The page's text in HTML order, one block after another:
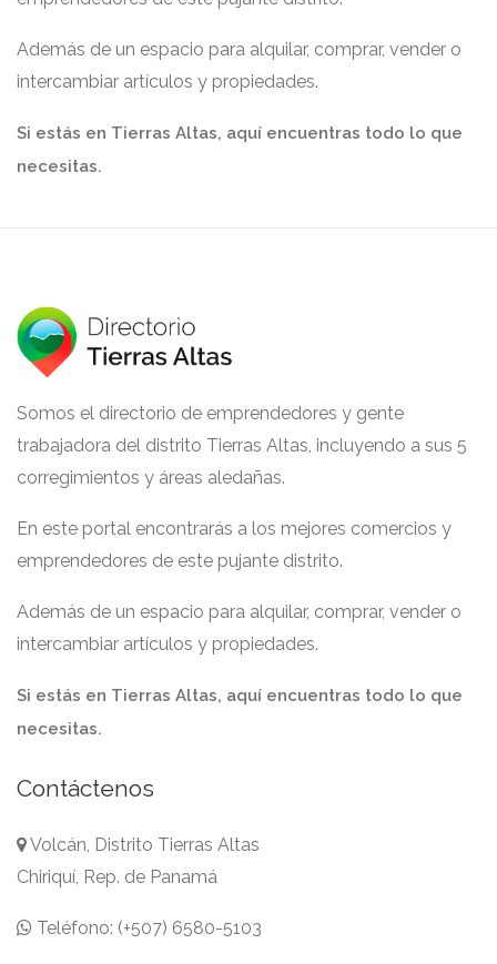
Además de un espacio para alquilar, comprar, vender o
intercambiar artículos y propiedades.
Si estás en Tierras Altas, aquí encuentras todo lo que
necesitas.
Somos el directorio de emprendedores y gente
trabajadora del distrito Tierras Altas, incluyendo a sus 5
corregimientos y áreas aledañas.
En este portal encontrarás a los mejores comercios y
emprendedores de este pujante distrito.
Además de un espacio para alquilar, comprar, vender o
intercambiar artículos y propiedades.
Si estás en Tierras Altas, aquí encuentras todo lo que
necesitas.
Contáctenos
Volcán, Distrito Tierras Altas
Chiriquí, Rep. de Panamá
Teléfono: (+507) 6580-5103